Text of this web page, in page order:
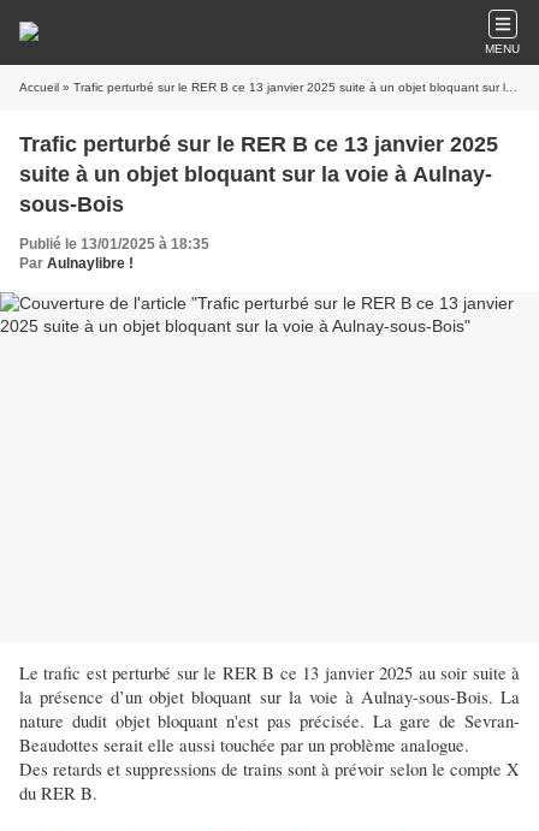
MENU
Accueil » Trafic perturbé sur le RER B ce 13 janvier 2025 suite à un objet bloquant sur la voie à Aulnay-sous-Bois
Trafic perturbé sur le RER B ce 13 janvier 2025
suite à un objet bloquant sur la voie à Aulnay-
sous-Bois
Publié le 13/01/2025 à 18:35
Par Aulnaylibre !
Le trafic est perturbé sur le RER B ce 13 janvier 2025 au soir suite à
la présence d’un objet bloquant sur la voie à Aulnay-sous-Bois. La
nature dudit objet bloquant n'est pas précisée. La gare de Sevran-
Beaudottes serait elle aussi touchée par un problème analogue.
Des retards et suppressions de trains sont à prévoir selon le compte X
du RER B.